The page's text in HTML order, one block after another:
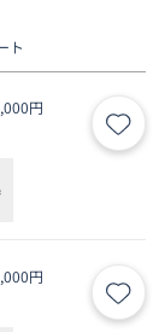
ト
円
お気
円
お気